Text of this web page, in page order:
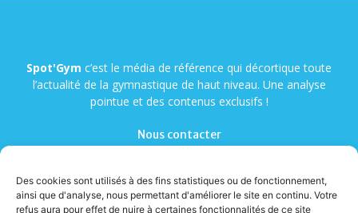
Des cookies sont utilisés à des fins statistiques ou de fonctionnement,
ainsi que d'analyse, nous permettant d'améliorer le site en continu. Votre
refus aura pour effet de nuire à certaines fonctionnalités de ce site
Spot'Gym c’est le média de référence qui décortique toute
l’actualité de la gymnastique de haut niveau. Une analyse
pointue et des contenus exclusifs !
Nous contacter